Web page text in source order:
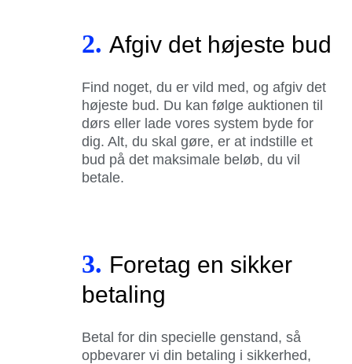
2. Afgiv det højeste bud
Find noget, du er vild med, og afgiv det
højeste bud. Du kan følge auktionen til
dørs eller lade vores system byde for
dig. Alt, du skal gøre, er at indstille et
bud på det maksimale beløb, du vil
betale.
3. Foretag en sikker
betaling
Betal for din specielle genstand, så
opbevarer vi din betaling i sikkerhed,